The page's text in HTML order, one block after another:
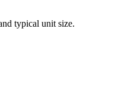
typical unit size.